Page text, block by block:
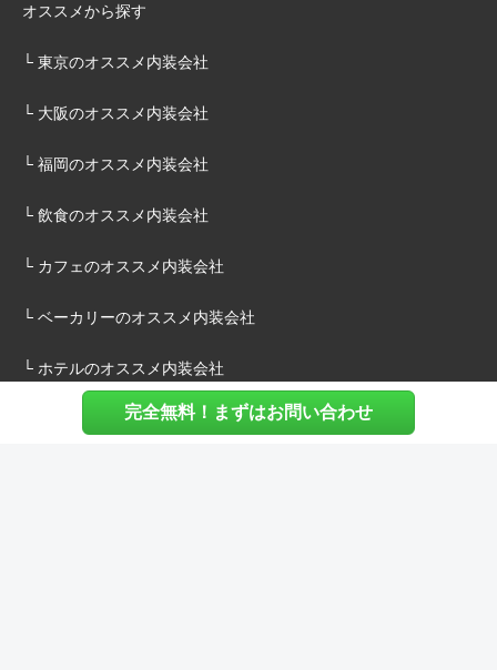
完全無料！まずはお問い合わせ
オススメから探す
└ 東京のオススメ内装会社
└ 大阪のオススメ内装会社
└ 福岡のオススメ内装会社
└ 飲食のオススメ内装会社
└ カフェのオススメ内装会社
└ ベーカリーのオススメ内装会社
└ ホテルのオススメ内装会社